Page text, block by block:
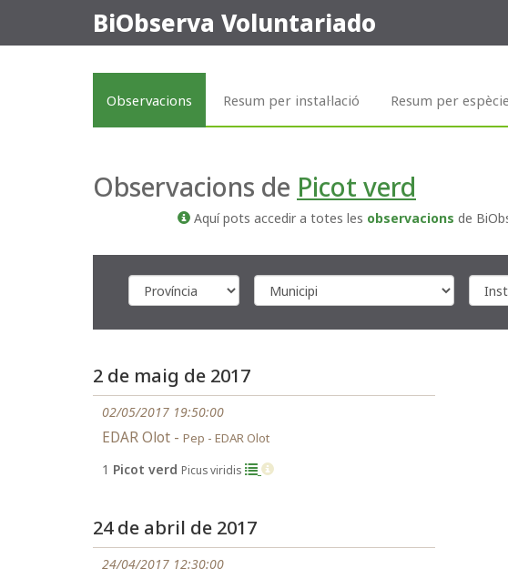
BiObserva Voluntariado
Observacions Resum per instal·lació Resum per espècie
Observacions de Picot verd
Aquí pots accedir a totes les observacions de
2 de maig de 2017
02/05/2017 19:50:00
EDAR Olot - Pep - EDAR Olot
1 Picot verd Picus viridis
24 de abril de 2017
24/04/2017 12:30:00